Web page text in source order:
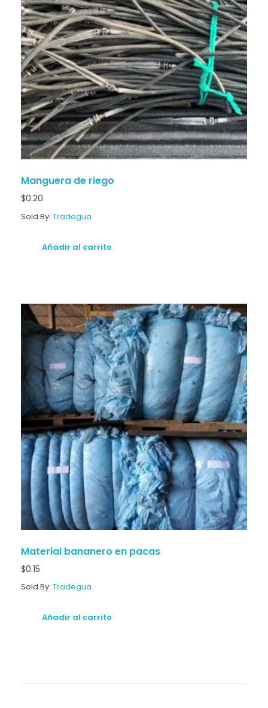
Manguera de riego
$0.20
Sold By: Tradegua
Añadir al carrito
Material bananero en pacas
$0.15
Sold By: Tradegua
Añadir al carrito